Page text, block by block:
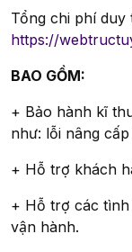
Tổng chi phí duy
https://
BAO GỒM:
+ Bảo hành kĩ
như: lỗi nâng
+ Hỗ trợ khách
+ Hỗ trợ các
vận hành.